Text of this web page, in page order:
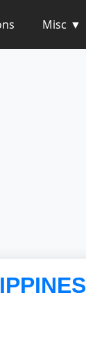
Misc